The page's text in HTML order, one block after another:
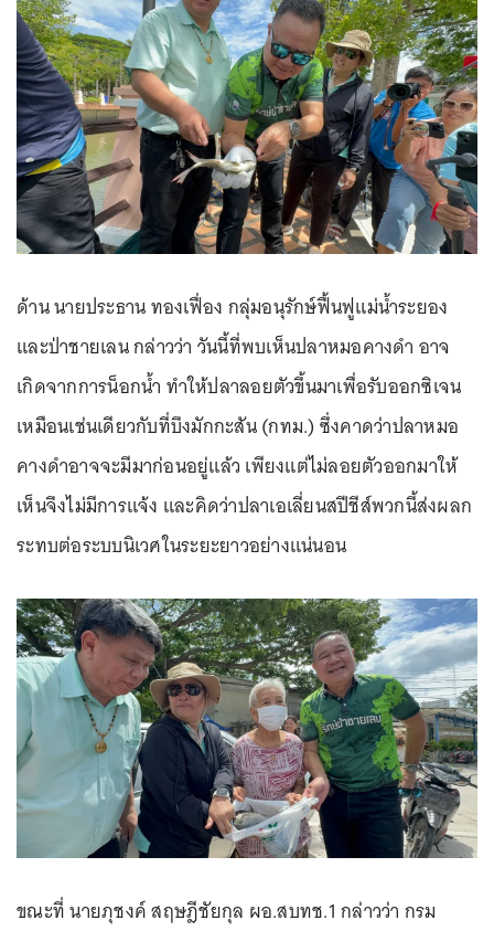
ด้าน นายประธาน ทองเฟื่อง กลุ่มอนุรักษ์ฟื้นฟูแม่น้ำระยอง
และป่าชายเลน กล่าวว่า วันนี้ที่พบเห็นปลาหมอคางดำ อาจ
เกิดจากการน็อกน้ำ ทำให้ปลาลอยตัวขึ้นมาเพื่อรับออกซิเจน
เหมือนเช่นเดียวกับที่บึงมักกะสัน (กทม.) ซึ่งคาดว่าปลาหมอ
คางดำอาจจะมีมาก่อนอยู่แล้ว เพียงแต่ไม่ลอยตัวออกมาให้
เห็นจึงไม่มีการแจ้ง และคิดว่าปลาเอเลี่ยนสปีชีส์พวกนี้ส่งผลก
ระทบต่อระบบนิเวศในระยะยาวอย่างแน่นอน
ขณะที่ นายภุชงค์ สฤษฎีชัยกุล ผอ.สบทช.1 กล่าวว่า กรม